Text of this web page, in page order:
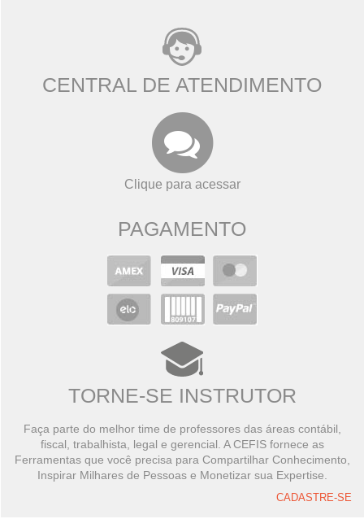
CENTRAL DE ATENDIMENTO
Clique para acessar
PAGAMENTO
TORNE-SE INSTRUTOR
Faça parte do melhor time de professores das áreas contábil,
fiscal, trabalhista, legal e gerencial. A CEFIS fornece as
Ferramentas que você precisa para Compartilhar Conhecimento,
Inspirar Milhares de Pessoas e Monetizar sua Expertise.
CADASTRE-SE